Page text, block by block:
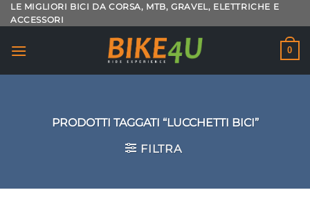
Salta
ai
LE MIGLIORI BICI DA CORSA, MTB, GRAVEL, ELETTRICHE E
ACCESSORI
0
PRODOTTI TAGGATI “LUCCHETTI BICI”
FILTRA